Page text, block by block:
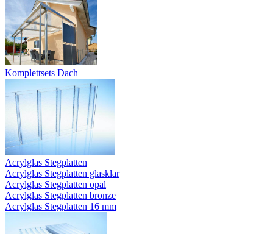
Komplettsets Dach
Acrylglas Stegplatten
Acrylglas Stegplatten glasklar
Acrylglas Stegplatten opal
Acrylglas Stegplatten bronze
Acrylglas Stegplatten 16 mm